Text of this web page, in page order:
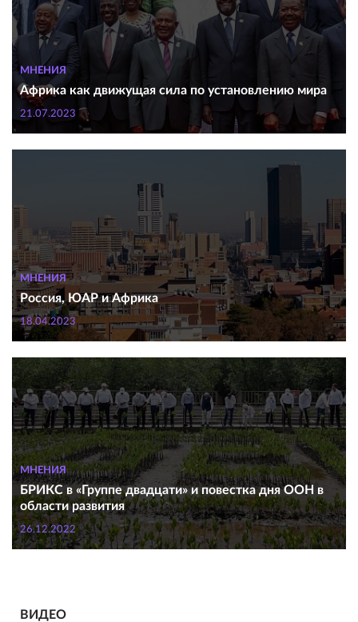
МНЕНИЯ
Африка как движущая сила по установлению мира
21.07.2023
МНЕНИЯ
Россия, ЮАР и Африка
18.04.2023
МНЕНИЯ
БРИКС в «Группе двадцати» и повесткa дня ООН в
области развития
26.12.2022
ВИДЕО